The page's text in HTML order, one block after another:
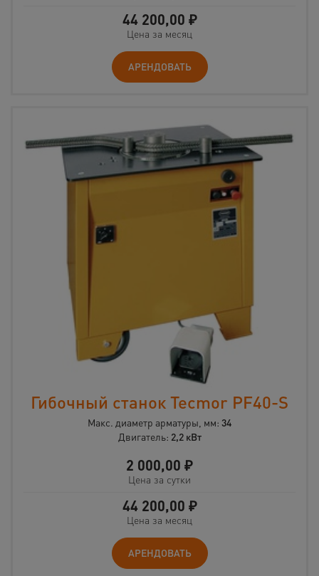
44 200,00 ₽
Цена за месяц
АРЕНДОВАТЬ
Гибочный станок Tecmor PF40-S
Макс. диаметр арматуры, мм: 34
Двигатель: 2,2 кВт
2 000,00 ₽
Цена за сутки
44 200,00 ₽
Цена за месяц
АРЕНДОВАТЬ